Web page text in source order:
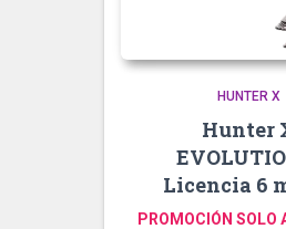
HUNTER X
Hunter
Licencia 6
PROMOCIÓN SOLO